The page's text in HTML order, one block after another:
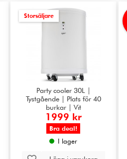
Storsäljare
Party cooler 30L |
Tystgående | Plats för 40
burkar | Vit
1999 kr
Bra deal!
I lager